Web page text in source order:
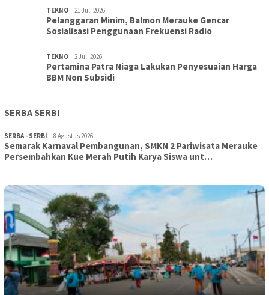
TEKNO 21 Juli 2026
Pelanggaran Minim, Balmon Merauke Gencar
Sosialisasi Penggunaan Frekuensi Radio
TEKNO 2 Juli 2026
Pertamina Patra Niaga Lakukan Penyesuaian Harga
BBM Non Subsidi
SERBA SERBI
SERBA - SERBI 8 Agustus 2026
Semarak Karnaval Pembangunan, SMKN 2 Pariwisata Merauke
Persembahkan Kue Merah Putih Karya Siswa unt…